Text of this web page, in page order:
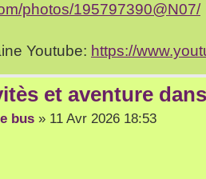
photos/195797390@N07/
Youtube: https://
et aventure
bus » 11 Avr 2026 18:53